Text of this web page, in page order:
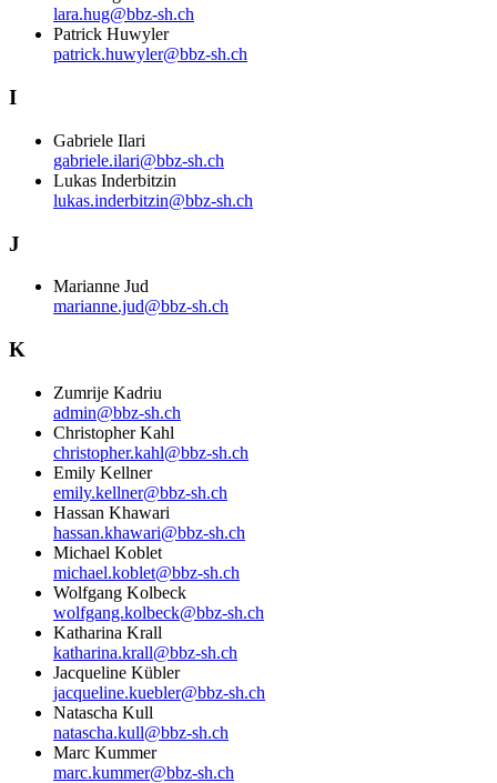
lara.hug@bbz-sh.ch
Patrick Huwyler
patrick.huwyler@bbz-sh.ch
I
Gabriele Ilari
gabriele.ilari@bbz-sh.ch
Lukas Inderbitzin
lukas.inderbitzin@bbz-sh.ch
J
Marianne Jud
marianne.jud@bbz-sh.ch
K
Zumrije Kadriu
admin@bbz-sh.ch
Christopher Kahl
christopher.kahl@bbz-sh.ch
Emily Kellner
emily.kellner@bbz-sh.ch
Hassan Khawari
hassan.khawari@bbz-sh.ch
Michael Koblet
michael.koblet@bbz-sh.ch
Wolfgang Kolbeck
wolfgang.kolbeck@bbz-sh.ch
Katharina Krall
katharina.krall@bbz-sh.ch
Jacqueline Kübler
jacqueline.kuebler@bbz-sh.ch
Natascha Kull
natascha.kull@bbz-sh.ch
Marc Kummer
marc.kummer@bbz-sh.ch